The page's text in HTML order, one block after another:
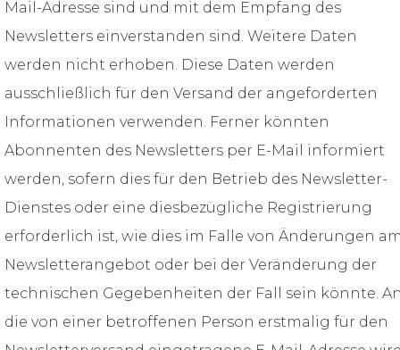
Mail-Adresse sind und mit dem Empfang des
Newsletters einverstanden sind. Weitere Daten
werden nicht erhoben. Diese Daten werden
ausschließlich für den Versand der angeforderten
Informationen verwenden. Ferner könnten
Abonnenten des Newsletters per E-Mail informiert
werden, sofern dies für den Betrieb des Newsletter-
Dienstes oder eine diesbezügliche Registrierung
erforderlich ist, wie dies im Falle von Änderungen
Newsletterangebot oder bei der Veränderung der
technischen Gegebenheiten der Fall sein könnte.
die von einer betroffenen Person erstmalig für den